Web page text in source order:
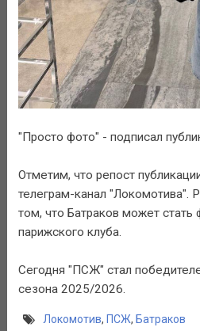
"Просто фото" - подписал
Отметим, что репост
телеграм-канал
том, что Батраков может стать
парижского клуба.
Сегодня "ПСЖ" стал
сезона 2025/2026.
Локомотив, ПСЖ, Батраков